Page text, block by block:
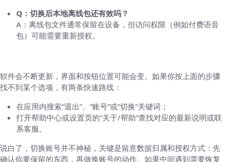
Q：切换后本地离线包还有效吗？
A：离线包文件通常保留在设备，但访问权限（例如付费语音
包）可能需要重新授权。
软件会不断更新，界面和按钮位置可能会变。如果你按上面的步骤
找不到某个选项，有两条快速路线：
在应用内搜索“退出”、“账号”或“切换”关键词；
打开帮助中心或设置页的“关于/帮助”查找对应的最新说明或联
系客服。
说白了，切换账号并不神秘，关键是留意数据归属和授权方式：先
确认你要保留的东西，再做换账号的动作。如果中间遇到需要恢复